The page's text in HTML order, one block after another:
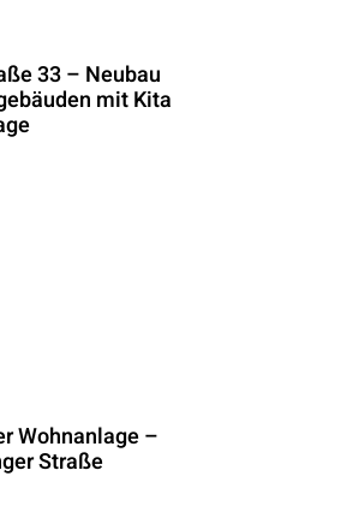
33 – Neubau
mit Kita
Wohnanlage –
Straße